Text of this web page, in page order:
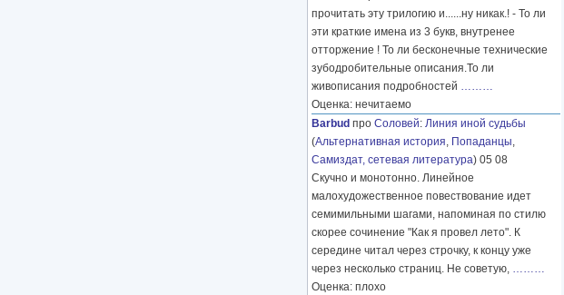
прочитать эту трилогию и......ну никак.! - То ли
эти краткие имена из 3 букв, внутренее
отторжение ! То ли бесконечные технические
зубодробительные описания.То ли
живописания подробностей ………
Оценка: нечитаемо
Barbud про Соловей: Линия иной судьбы
(Альтернативная история, Попаданцы,
Самиздат, сетевая литература) 05 08
Скучно и монотонно. Линейное
малохудожественное повествование идет
семимильными шагами, напоминая по стилю
скорее сочинение "Как я провел лето". К
середине читал через строчку, к концу уже
через несколько страниц. Не советую, ………
Оценка: плохо